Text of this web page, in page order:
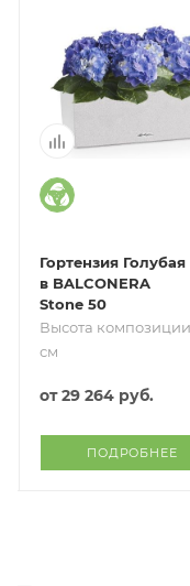
Гортензия Голубая
в BALCONERA
Stone 50
Высота
см
от29 264 руб.
ПОДРОБНЕЕ